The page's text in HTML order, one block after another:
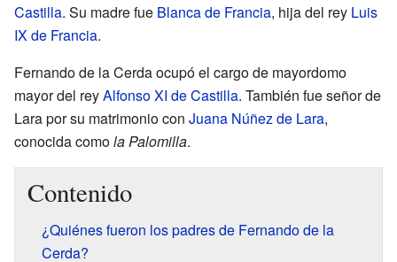
Castilla. Su madre fue Blanca de Francia, hija del rey Luis
IX de Francia.
Fernando de la Cerda ocupó el cargo de mayordomo
mayor del reyAlfonso XI de Castilla. También fue señor de
Lara por su matrimonio con Juana Núñez de Lara,
conocida comola Palomilla.
Contenido
¿Quiénes fueron los padres de Fernando de la
Cerda?